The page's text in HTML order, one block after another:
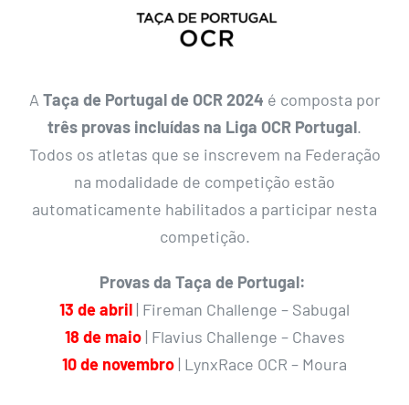
A Taça de Portugal de OCR 2024 é composta por
três provas incluídas na Liga OCR Portugal.
Todos os atletas que se inscrevem na Federação
na modalidade de competição estão
automaticamente habilitados a participar nesta
competição.
Provas da Taça de Portugal:
13 de abril | Fireman Challenge – Sabugal
18 de maio | Flavius Challenge – Chaves
10 de novembro | LynxRace OCR – Moura